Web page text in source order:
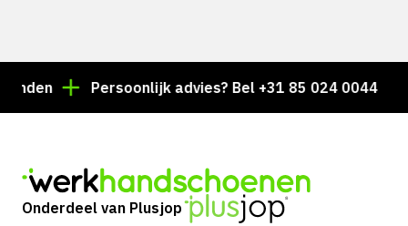
Persoonlijk advies? Bel +31 85 024 0044
Onderdeel van Plusjop